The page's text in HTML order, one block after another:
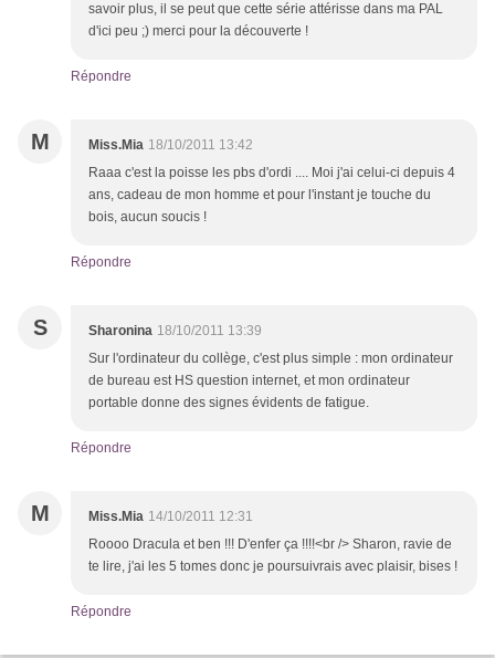
savoir plus, il se peut que cette série attérisse dans ma PAL
d'ici peu ;) merci pour la découverte !
Répondre
M Miss.Mia 18/10/2011 13:42
Raaa c'est la poisse les pbs d'ordi .... Moi j'ai celui-ci depuis 4
ans, cadeau de mon homme et pour l'instant je touche du
bois, aucun soucis !
Répondre
S Sharonina 18/10/2011 13:39
Sur l'ordinateur du collège, c'est plus simple : mon ordinateur
de bureau est HS question internet, et mon ordinateur
portable donne des signes évidents de fatigue.
Répondre
M Miss.Mia 14/10/2011 12:31
Roooo Dracula et ben !!! D'enfer ça !!!!<br /> Sharon, ravie de
te lire, j'ai les 5 tomes donc je poursuivrais avec plaisir, bises !
Répondre